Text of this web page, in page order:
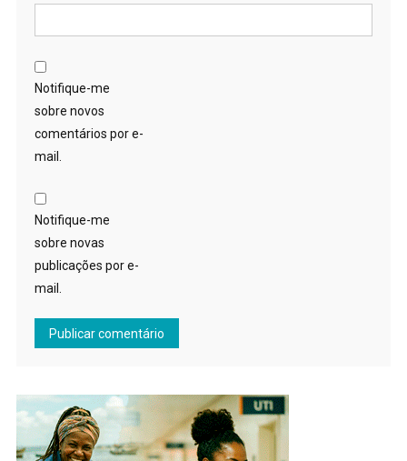
Notifique-me
sobre novos
comentários por e-
mail.
Notifique-me
sobre novas
publicações por e-
mail.